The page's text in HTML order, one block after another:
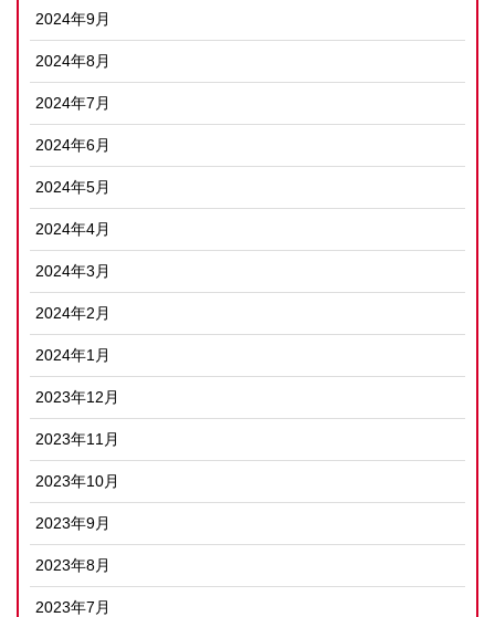
2024年9月
2024年8月
2024年7月
2024年6月
2024年5月
2024年4月
2024年3月
2024年2月
2024年1月
2023年12月
2023年11月
2023年10月
2023年9月
2023年8月
2023年7月